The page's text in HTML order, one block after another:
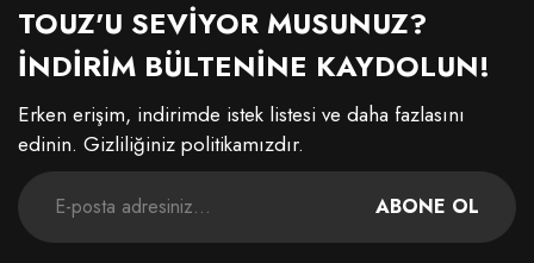
TOUZ'U SEVİYOR MUSUNUZ?
İNDİRİM BÜLTENİNE KAYDOLUN!
Erken erişim, indirimde istek listesi ve daha fazlasını
edinin. Gizliliğiniz politikamızdır.
ABONE OL